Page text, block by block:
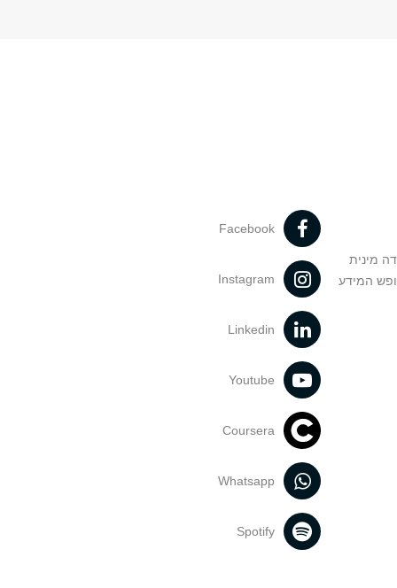
מינית
המידע
Facebook
Instagram
Linkedin
Youtube
Coursera
Whatsapp
Spotify